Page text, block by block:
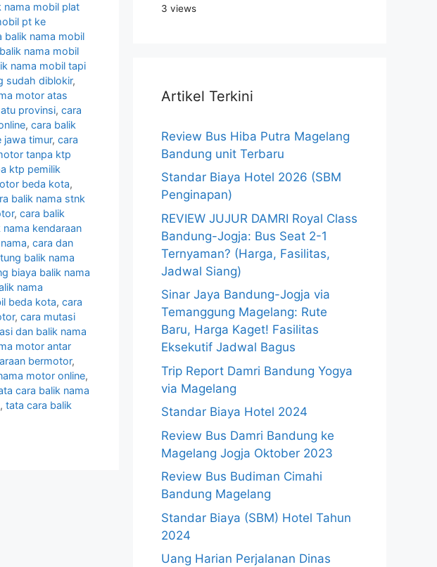
nama mobil plat
pt ke
balik nama mobil
nama mobil
nama mobil tapi
sudah diblokir,
motor atas
provinsi, cara
, cara balik
jawa timur, cara
tanpa ktp
ktp pemilik
beda kota,
balik nama stnk
, cara balik
kendaraan
, cara dan
balik nama
biaya balik nama
nama
beda kota, cara
, cara mutasi
dan balik nama
motor antar
bermotor,
motor online,
cara balik nama
, tata cara balik
3 views
Artikel Terkini
Review Bus Hiba Putra Magelang
Bandung unit Terbaru
Standar Biaya Hotel 2026 (SBM
Penginapan)
REVIEW JUJUR DAMRI Royal Class
Bandung-Jogja: Bus Seat 2-1
Ternyaman? (Harga, Fasilitas,
Jadwal Siang)
Sinar Jaya Bandung-Jogja via
Temanggung Magelang: Rute
Baru, Harga Kaget! Fasilitas
Eksekutif Jadwal Bagus
Trip Report Damri Bandung Yogya
via Magelang
Standar Biaya Hotel 2024
Review Bus Damri Bandung ke
Magelang Jogja Oktober 2023
Review Bus Budiman Cimahi
Bandung Magelang
Standar Biaya (SBM) Hotel Tahun
2024
Uang Harian Perjalanan Dinas